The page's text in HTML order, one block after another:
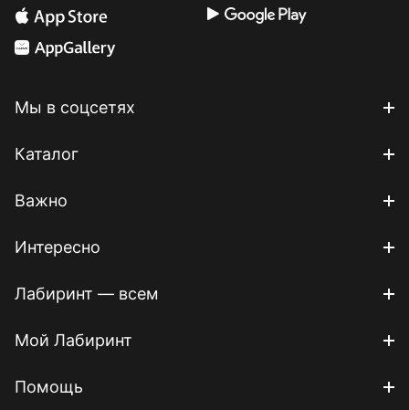
Мы в соцсетях
Каталог
Важно
Интересно
Лабиринт — всем
Мой Лабиринт
Помощь